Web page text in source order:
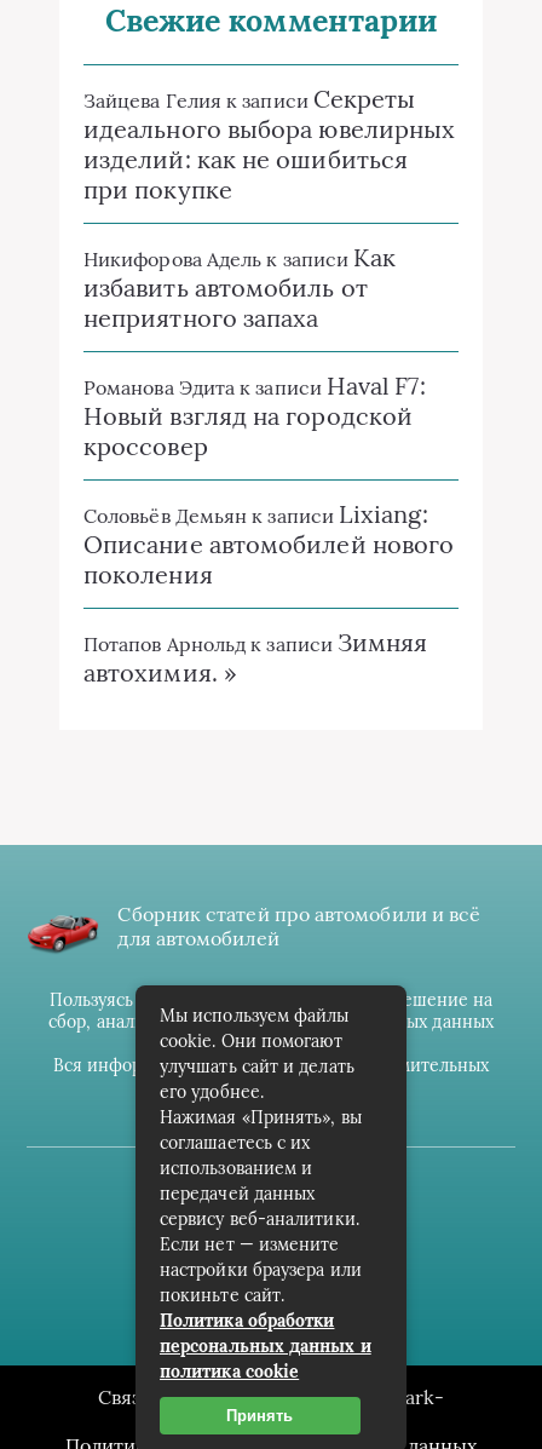
Свежие комментарии
Зайцева Гелия к записи Секреты
идеального выбора ювелирных
изделий: как не ошибиться
при покупке
Никифорова Адель к записи Как
избавить автомобиль от
неприятного запаха
Романова Эдита к записи Haval F7:
Новый взгляд на городской
кроссовер
Соловьёв Демьян к записи Lixiang:
Описание автомобилей нового
поколения
Потапов Арнольд к записи Зимняя
автохимия. »
Сборник статей про автомобили и всё
для автомобилей
Пользуясь данным ресурсом вы даёте разрешение на
сбор, анализ и хранение своих персональных данных
согласноПравилам
Вся информация предоставлена в ознакомительных
целях.
(c) cpark-avto.ru
Карта сайта
О проекте
Архив
Связаться с редакцией сайта: cpark-
avto.ru@mailwebsite.ru
Мы используем файлы
cookie. Они помогают
улучшать сайт и делать
его удобнее.
Нажимая «Принять», вы
соглашаетесь с их
использованием и
передачей данных
сервису веб-аналитики.
Если нет — измените
настройки браузера или
покиньте сайт.
Политика обработки
персональных данных и
политика cookie
Принять